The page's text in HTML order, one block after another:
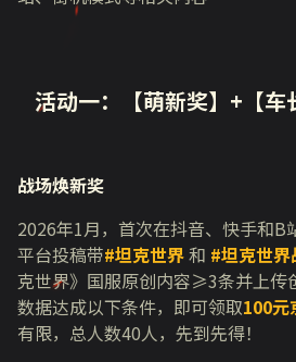
活动一：【萌新奖】 + 【
战场焕新奖
2026年1月，首次在抖音、快手和B
平台投稿带#坦克世界和 #坦克世
克世界》国服原创内容≥3条并上传
数据达成以下条件，即可领取100元
有限，总人数40人，先到先得！